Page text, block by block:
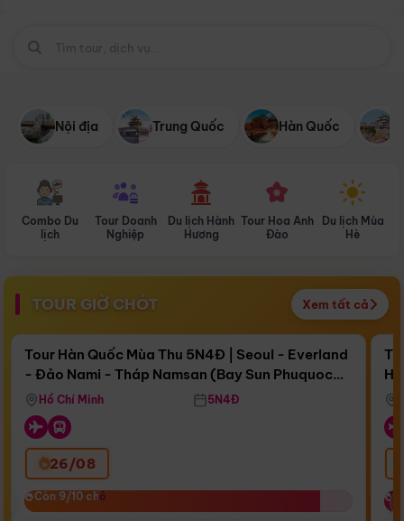
Nội địa Trung Quốc Hàn Quốc
Combo Du
lịch
Tour Doanh
Nghiệp
Du lịch Hành
Hương
Tour Hoa Anh
Đào
Du lịch Mùa
Hè
TOUR GIỜ CHÓT Xem tất cả
Còn17 ngày 06:30:29
Bay Sun Phuquoc Airways
Điểm nổi bật
Tour Hàn Quốc Mùa Thu 5N4Đ | Seoul - Everland
- Đảo Nami - Tháp Namsan (Bay Sun Phuquoc
Airways)
Hồ Chí Minh 5N4Đ
26/08
Còn 9/10 chỗ
Còn 9/10 chỗ